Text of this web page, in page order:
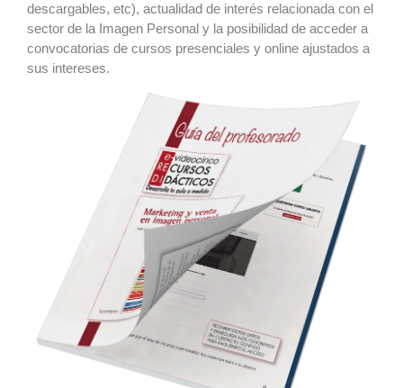
descargables, etc), actualidad de interés relacionada con el
sector de la Imagen Personal y la posibilidad de acceder a
convocatorias de cursos presenciales y online ajustados a
sus intereses.